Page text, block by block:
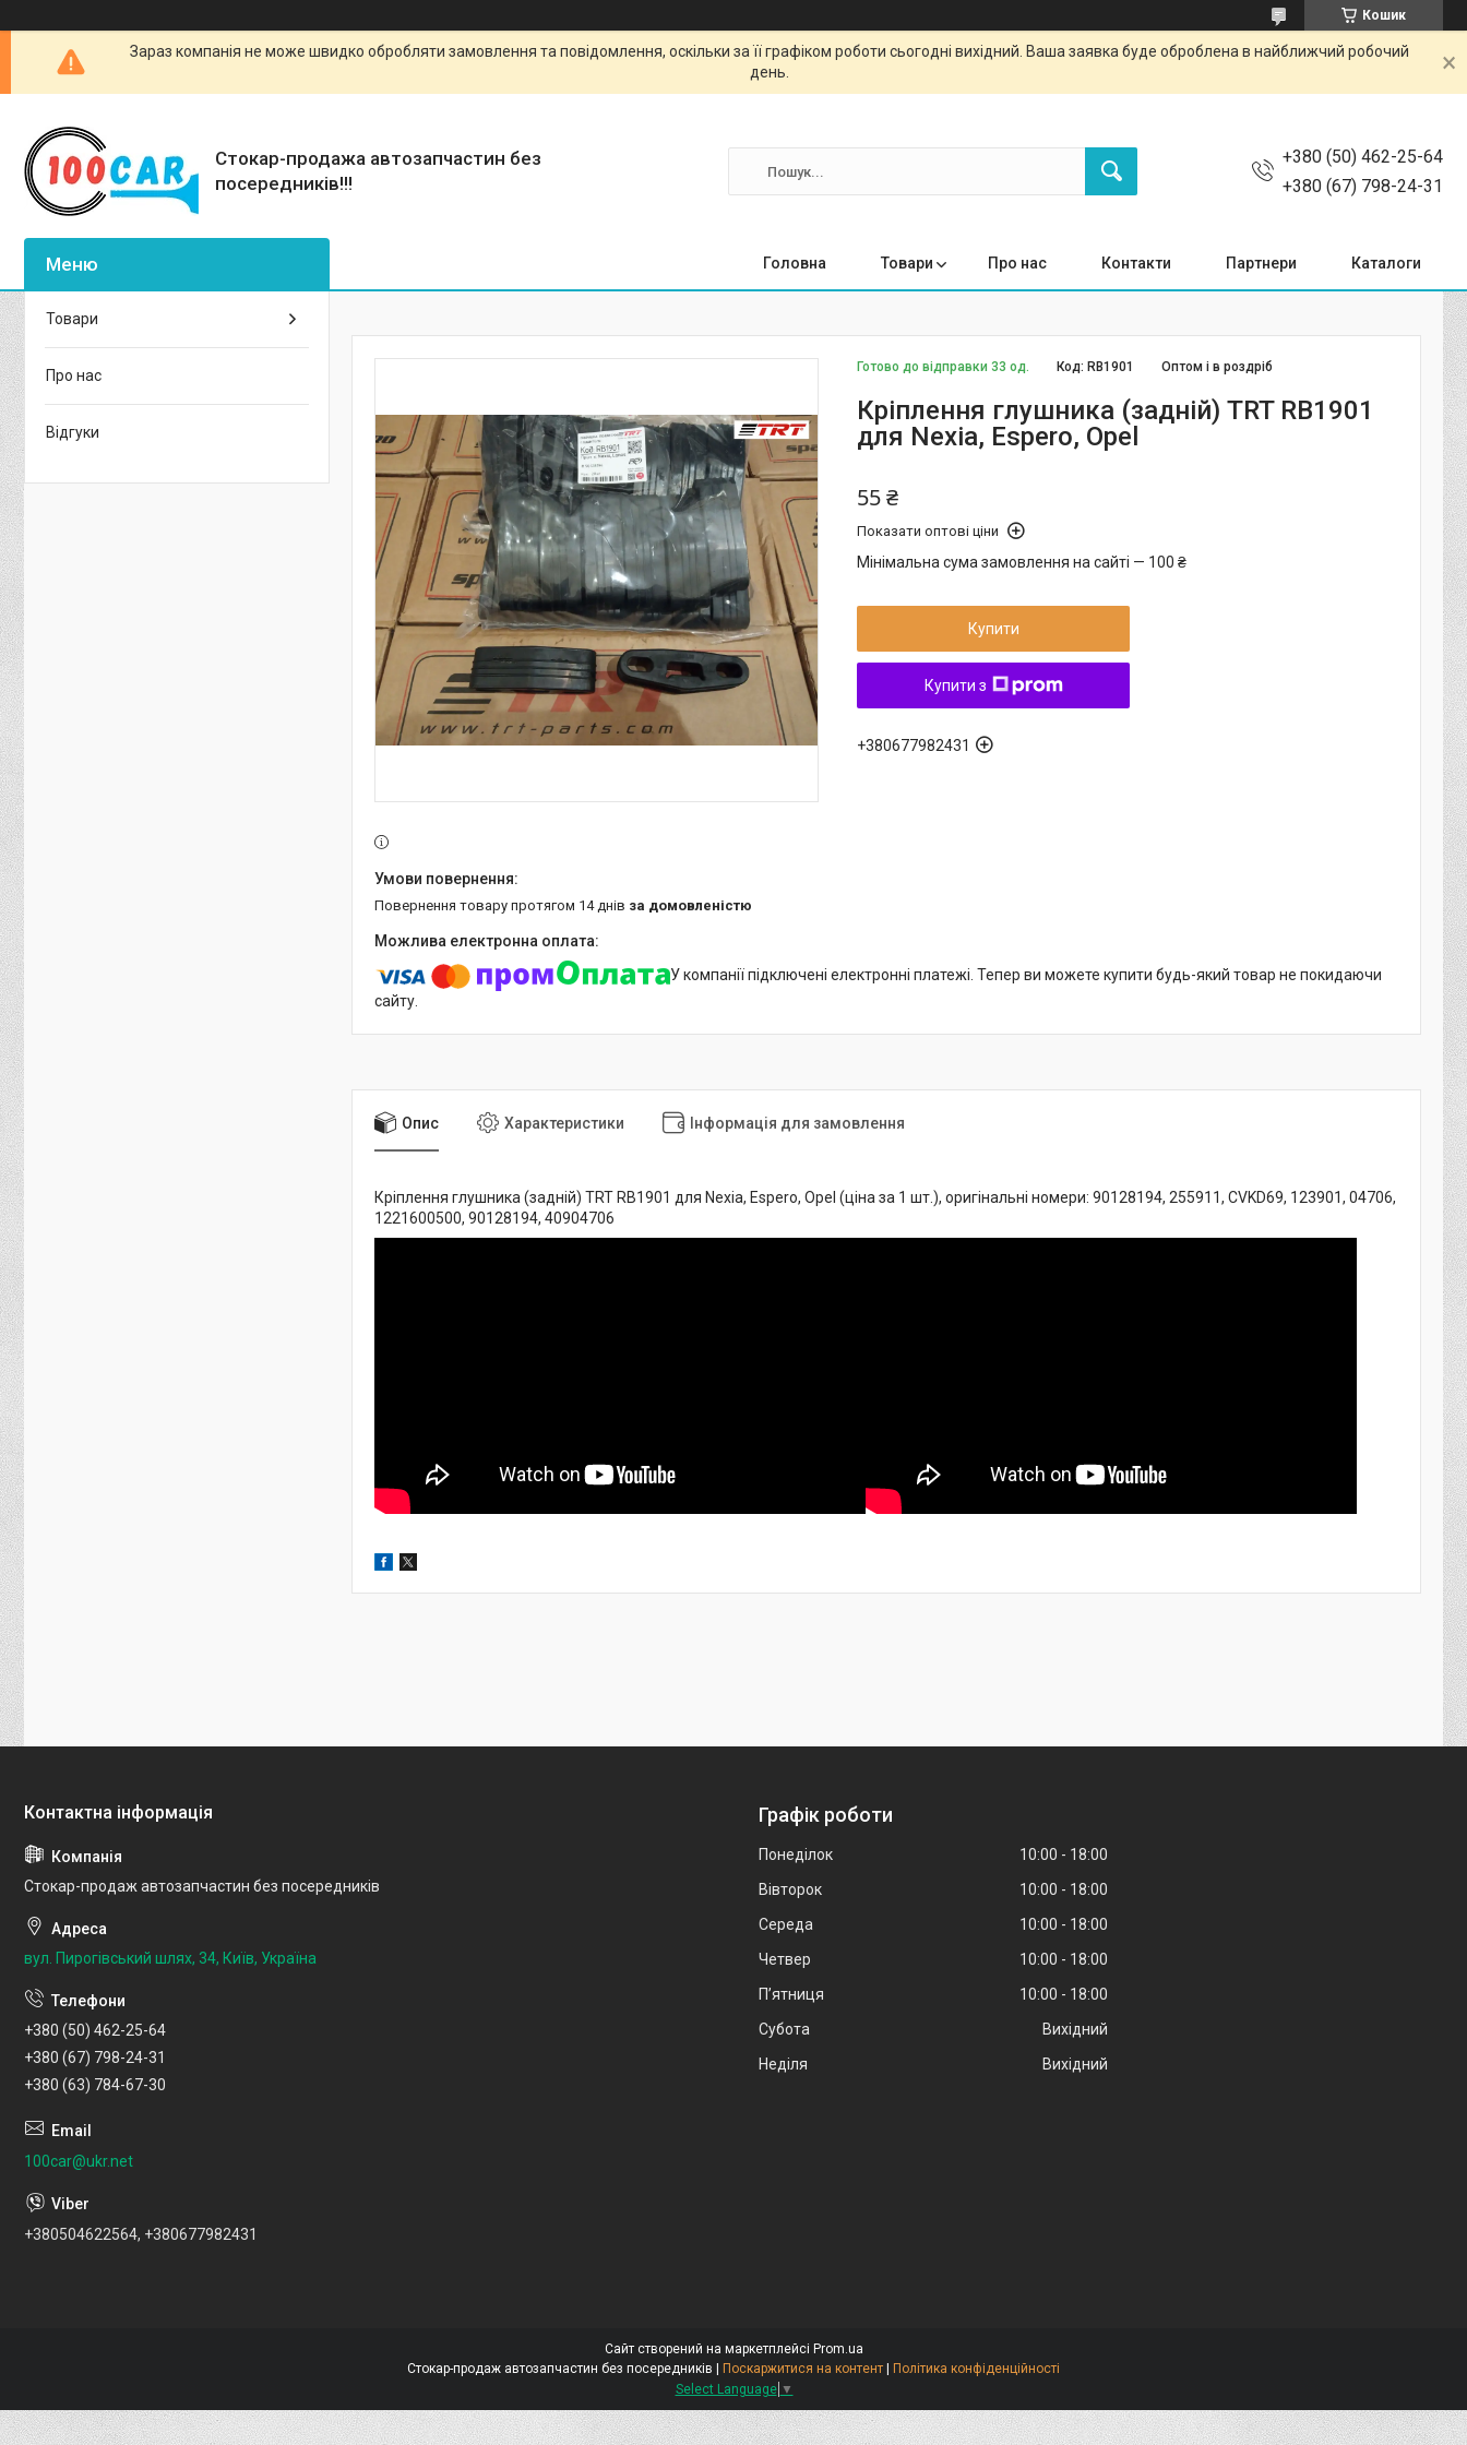
Кошик
Зараз компанія не може швидко обробляти замовлення та повідомлення, оскільки за її графіком роботи сьогодні вихідний. Ваша заявка буде оброблена в найближчий робочий
день.
Стокар-продажа автозапчастин без
посередників!!!
+380 (50) 462-25-64
+380 (67) 798-24-31
Головна Товари Про нас Контакти Партнери Каталоги
Готово до відправки 33 од. Оптом і в роздріб
Код: RB1901
Кріплення глушника (задній) TRT RB1901
для Nexia, Espero, Opel
55 ₴
Показати оптові ціни
Мінімальна сума замовлення на сайті — 100 ₴
Купити
Купити з
+380677982431
повернення товару протягом 14 днів за домовленістю
У компанії підключені електронні платежі. Тепер ви можете купити будь-який товар не покидаючи
сайту.
Опис Характеристики Інформація для замовлення
Кріплення глушника (задній) TRT RB1901 для Nexia, Espero, Opel (ціна за 1 шт.), оригінальні номери: 90128194, 255911, CVKD69, 123901, 04706,
1221600500, 90128194, 40904706
Товари
Про нас
Відгуки
Стокар-продаж автозапчастин без посередників
вул. Пирогівський шлях, 34, Київ, Україна
+380 (50) 462-25-64
+380 (67) 798-24-31
+380 (63) 784-67-30
100car@ukr.net
+380504622564, +380677982431
Графік роботи
Понеділок 10:00
18:00
Вівторок
10:00
18:00
Середа
10:00
18:00
Четвер
10:00
18:00
Пʼятниця
10:00
18:00
Субота
Вихідний
Неділя
Вихідний
Сайт створений на маркетплейсі Prom.ua
Стокар-продаж автозапчастин без посередників | Поскаржитися на контент | Політика конфіденційності
Select Language ▼